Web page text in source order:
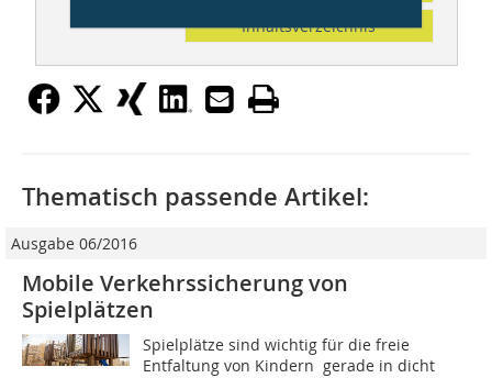
Inhaltsverzeichnis
Thematisch passende Artikel:
Ausgabe 06/2016
Mobile Verkehrssicherung von
Spielplätzen
Spielplätze sind wichtig für die freie
Entfaltung von Kindern  gerade in dicht